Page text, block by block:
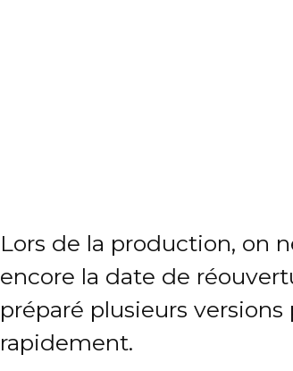
Lors de la production, on
encore la date de
préparé plusieurs
rapidement.